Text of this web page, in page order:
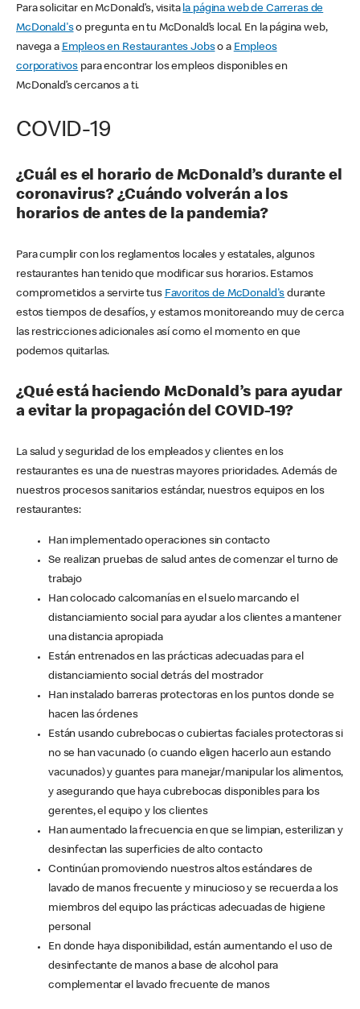
Para solicitar en McDonald’s, visita la página web de Carreras de
McDonald'so pregunta en tu McDonald’s local. En la página web,
navega a Empleos en Restaurantes Jobso a Empleos
corporativos para encontrar los empleos disponibles en
McDonald’s cercanos a ti.
COVID-19
¿Cuál es el horario de McDonald’s durante el
coronavirus? ¿Cuándo volverán a los
horarios de antes de la pandemia?
Para cumplir con los reglamentos locales y estatales, algunos
restaurantes han tenido que modificar sus horarios. Estamos
comprometidos a servirte tus Favoritos de McDonald's durante
estos tiempos de desafíos, y estamos monitoreando muy de cerca
las restricciones adicionales así como el momento en que
podemos quitarlas.
¿Qué está haciendo McDonald’s para ayudar
a evitar la propagación del COVID-19?
La salud y seguridad de los empleados y clientes en los
restaurantes es una de nuestras mayores prioridades. Además de
nuestros procesos sanitarios estándar, nuestros equipos en los
restaurantes:
Han implementado operaciones sin contacto
Se realizan pruebas de salud antes de comenzar el turno de
trabajo
Han colocado calcomanías en el suelo marcando el
distanciamiento social para ayudar a los clientes a mantener
una distancia apropiada
Están entrenados en las prácticas adecuadas para el
distanciamiento social detrás del mostrador
Han instalado barreras protectoras en los puntos donde se
hacen las órdenes
Están usando cubrebocas o cubiertas faciales protectoras si
no se han vacunado (o cuando eligen hacerlo aun estando
vacunados) y guantes para manejar/manipular los alimentos,
y asegurando que haya cubrebocas disponibles para los
gerentes, el equipo y los clientes
Han aumentado la frecuencia en que se limpian, esterilizan y
desinfectan las superficies de alto contacto
Continúan promoviendo nuestros altos estándares de
lavado de manos frecuente y minucioso y se recuerda a los
miembros del equipo las prácticas adecuadas de higiene
personal
En donde haya disponibilidad, están aumentando el uso de
desinfectante de manos a base de alcohol para
complementar el lavado frecuente de manos